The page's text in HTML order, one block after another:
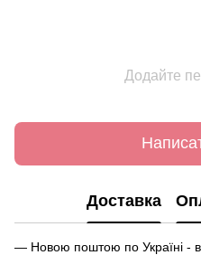
Додайте
Доставка
— Новою поштою по Україні -